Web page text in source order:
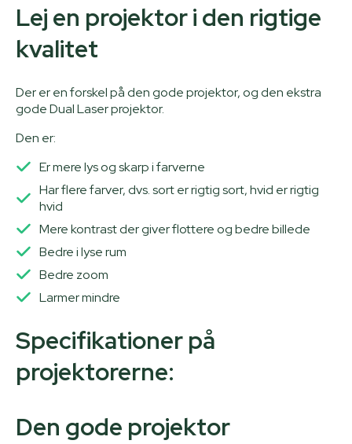
Lej en projektor i den rigtige
kvalitet
Der er en forskel på den gode projektor, og den ekstra
gode Dual Laser projektor.
Den er:
Er mere lys og skarp i farverne
Har flere farver, dvs. sort er rigtig sort, hvid er rigtig
hvid
Mere kontrast der giver flottere og bedre billede
Bedre i lyse rum
Bedre zoom
Larmer mindre
Specifikationer på
projektorerne:
Den gode projektor